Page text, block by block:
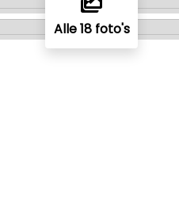
Alle 18 foto's